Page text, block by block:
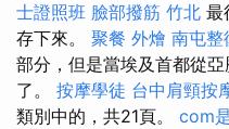
士證照班 臉部撥筋 竹北 最
存下來。 聚餐 外燴 南屯整
部分，但是當埃及首都從
了。 按摩學徒 台中肩頸按
類別中的，共21頁。 com